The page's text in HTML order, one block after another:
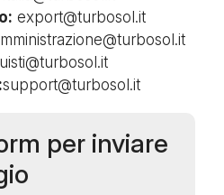
export@turbosol.it
support@turbosol.it
per inviare